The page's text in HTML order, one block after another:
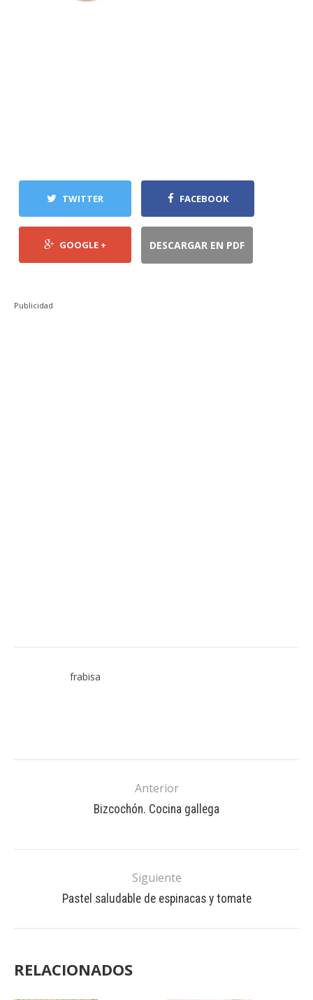
TWITTER FACEBOOK
GOOGLE + DESCARGAR EN PDF
Publicidad
frabisa
Anterior
Bizcochón. Cocina gallega
Siguiente
Pastel saludable de espinacas y tomate
RELACIONADOS